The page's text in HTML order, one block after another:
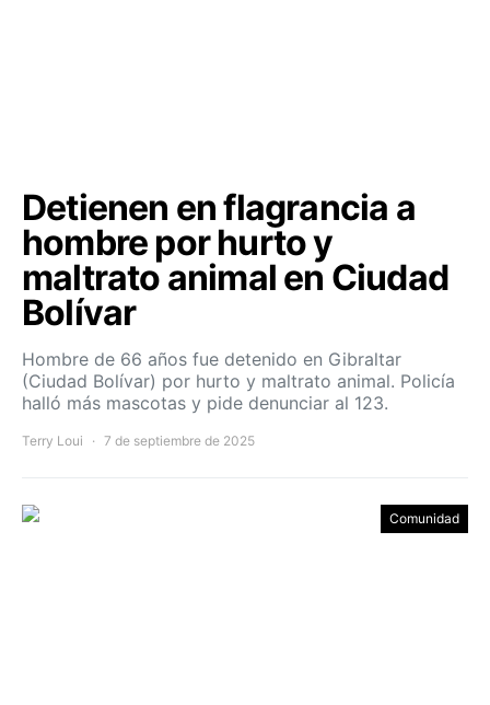
Detienen en flagrancia a
hombre por hurto y
maltrato animal en Ciudad
Bolívar
Hombre de 66 años fue detenido en Gibraltar
(Ciudad Bolívar) por hurto y maltrato animal. Policía
halló más mascotas y pide denunciar al 123.
Terry Loui 7 de septiembre de 2025
Comunidad